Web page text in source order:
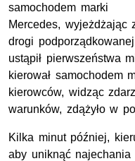
samochodem marki
Mercedes, wyjeżdżając
drogi
ustąpił pierwszeństwa
kierował samochodem
kierowców, widząc
warunków, zdążyło w
Kilka minut później,
aby uniknąć